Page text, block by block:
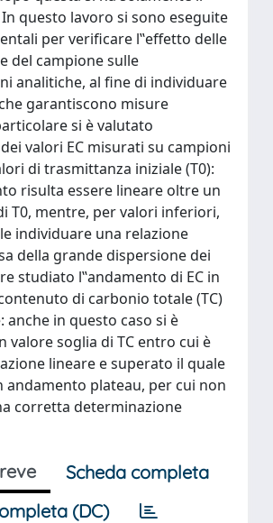
In questo lavoro si sono eseguite
per verificare l‟effetto delle
del campione sulle
analitiche, al fine di individuare
garantiscono misure
si è valutato
valori EC misurati su campioni
di trasmittanza iniziale (T0):
risulta essere lineare oltre un
T0, mentre, per valori inferiori,
individuare una relazione
della grande dispersione dei
studiato l‟andamento di EC in
di carbonio totale (TC)
anche in questo caso si è
valore soglia di TC entro cui è
lineare e superato il quale
andamento plateau, per cui non
corretta determinazione
Scheda completa
(DC)